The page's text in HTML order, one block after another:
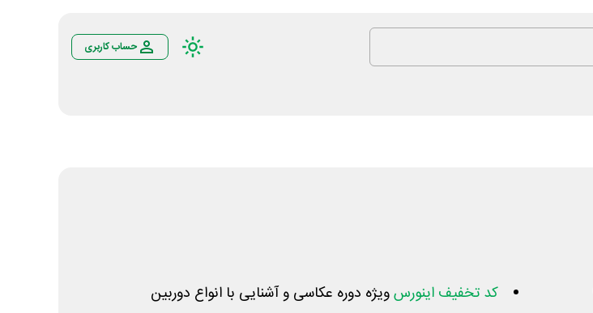
حساب کاربری
کد تخفیف اینورسویژه دوره عکاسی و آشنایی با انواع دوربین